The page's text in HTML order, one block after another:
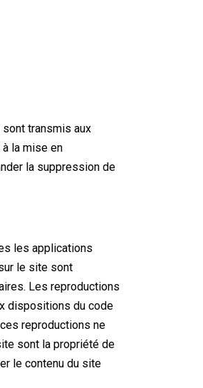
transmis aux
la mise en
la suppression de
les applications
le site sont
Les reproductions
dispositions du code
reproductions ne
sont la propriété de
le contenu du site